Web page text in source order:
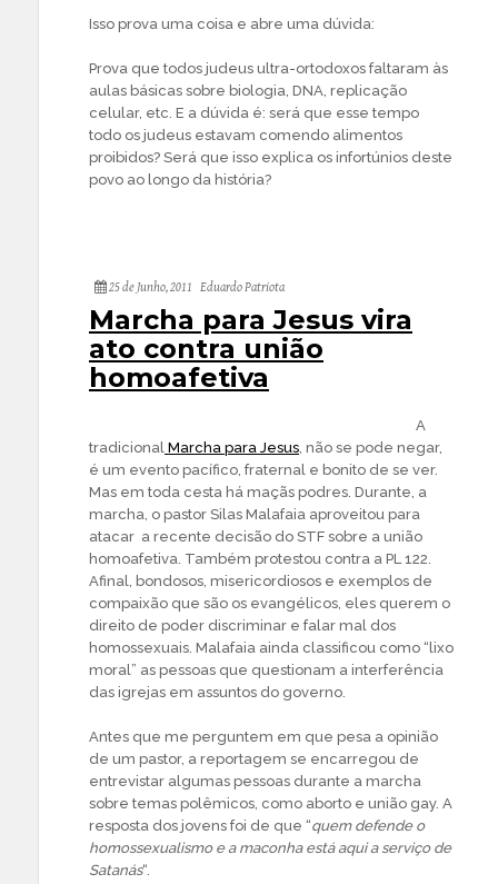
Isso prova uma coisa e abre uma dúvida:
Prova que todos judeus ultra-ortodoxos faltaram às
aulas básicas sobre biologia, DNA, replicação
celular, etc. E a dúvida é: será que esse tempo
todo os judeus estavam comendo alimentos
proibidos? Será que isso explica os infortúnios deste
povo ao longo da história?
25 de Junho, 2011 Eduardo Patriota
Marcha para Jesus vira
ato contra união
homoafetiva
A
tradicional Marcha para Jesus, não se pode negar,
é um evento pacífico, fraternal e bonito de se ver.
Mas em toda cesta há maçãs podres. Durante, a
marcha, o pastor Silas Malafaia aproveitou para
atacar a recente decisão do STF sobre a união
homoafetiva. Também protestou contra a PL 122.
Afinal, bondosos, misericordiosos e exemplos de
compaixão que são os evangélicos, eles querem o
direito de poder discriminar e falar mal dos
homossexuais. Malafaia ainda classificou como “lixo
moral” as pessoas que questionam a interferência
das igrejas em assuntos do governo.
Antes que me perguntem em que pesa a opinião
de um pastor, a reportagem se encarregou de
entrevistar algumas pessoas durante a marcha
sobre temas polêmicos, como aborto e união gay. A
resposta dos jovens foi de que “quem defende o
homossexualismo e a maconha está aqui a serviço de
Satanás“.